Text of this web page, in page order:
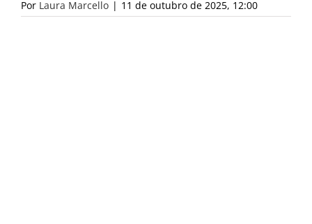
Por Laura Marcello | 11 de outubro de 2025, 12:00